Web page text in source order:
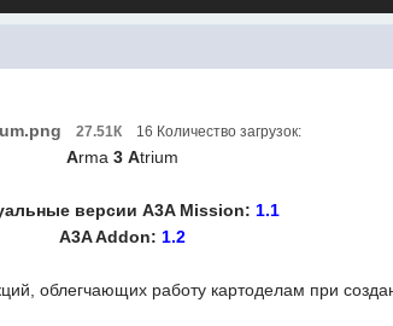
27.51К 16 Количество загрузок:
Arma 3 Atrium
версии A3A Mission: 1.1
A3A Addon: 1.2
облегчающих работу картоделам при